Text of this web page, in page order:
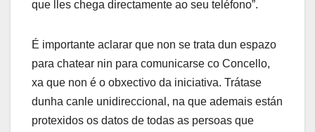
que lles chega directamente ao seu teléfono”.
É importante aclarar que non se trata dun espazo
para chatear nin para comunicarse co Concello,
xa que non é o obxectivo da iniciativa. Trátase
dunha canle unidireccional, na que ademais están
protexidos os datos de todas as persoas que